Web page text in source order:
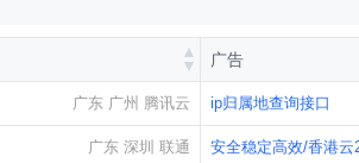
广告
广东 广州 腾讯云 ip归属地查询接口
广东 深圳 联通 安全稳定高效/香港云